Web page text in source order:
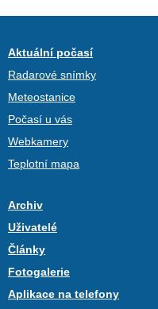
Aktuální počasí
Radarové snímky
Meteostanice
Počasí u vás
Webkamery
Teplotní mapa
Archiv
Uživatelé
Články
Fotogalerie
Aplikace na telefony